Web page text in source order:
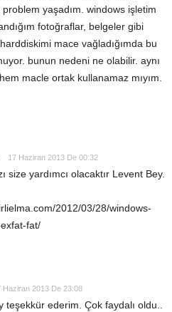
yaşadım. windows işletim
fotoğraflar, belgeler gibi
mace vağladığımda bu
bunun nedeni ne olabilir. aynı
macle ortak kullanamaz mıyım.
17 Haziran 2013 De 00:32
size yardımcı olacaktır Levent Bey.
2012/03/28/windows-
fat/
Haziran 2013 De 23:08
teşekkür ederim. Çok faydalı oldu..